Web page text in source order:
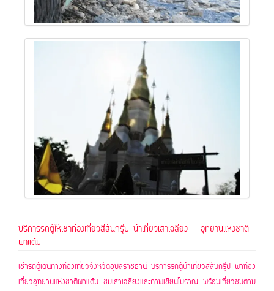
บริการรถตู้ให้เช่าท่องเที่ยวสีสันกรุ๊ป นำเที่ยวเสาเฉลียง - อุทยานแห่งชาติ
ผาแต้ม
เช่ารถตู้เดินทางท่องเที่ยวจังหวัดอุบลราชธานี บริการรถตู้นำเที่ยวสีสันกรุ๊ป พาท่อง
เที่ยวอุทยานแห่งชาติผาแต้ม ชมเสาเฉลียงและภาพเขียนโบราณ พร้อมเที่ยวชมตาม